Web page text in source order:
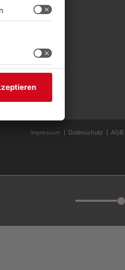
S
SI
Impressum Datenschutz AGB